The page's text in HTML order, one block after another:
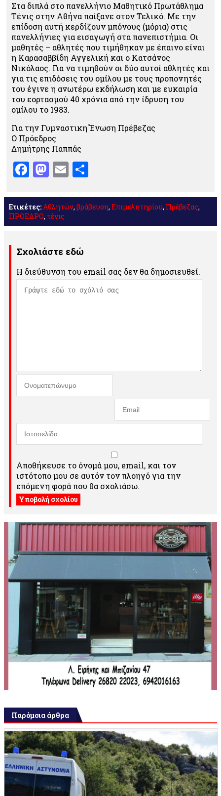
Στα διπλά στο πανελλήνιο Μαθητικό Πρωτάθλημα
Τένις στην Αθήνα παίξανε στον Τελικό. Με την
επίδοση αυτή κερδίζουν μπόνους (μόρια) στις
πανελλήνιες για εισαγωγή στα πανεπιστήμια. Οι
μαθητές – αθλητές που τιμήθηκαν με έπαινο είναι
η Καρασαββίδη Αγγελική και ο Κατσάνος
Νικόλαος. Για να τιμηθούν οι δύο αυτοί αθλητές και
για τις επιδόσεις του ομίλου με τους προπονητές
του έγινε η ανωτέρω εκδήλωση και με ευκαιρία
του εορτασμού 40 χρόνια από την ίδρυση του
ομίλου το 1983.
Για την Γυμναστικη΄Ένωση Πρέβεζας
Ο Πρόεδρος
Δημήτρης Παππάς
Facebook
Mastodon
Email
Ετικέτες:Αθλητών, βράβευση, Επιμελητηρίου, Πρέβεζας,
ΠΡΟΕΔΡΟ, τένις
Σχολιάστε εδώ
Η διεύθυνση του email σας δεν θα δημοσιευθεί.
Αποθήκευσε το όνομά μου, email, και τον
ιστότοπο μου σε αυτόν τον πλοηγό για την
επόμενη φορά που θα σχολιάσω.
Παρόμοια άρθρα